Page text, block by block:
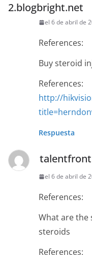
2.blogbright.net
el 6 de abril de
References:
Buy steroid
References:
http://
Respuesta
el 6 de abril de
References:
What are the
steroids
References: